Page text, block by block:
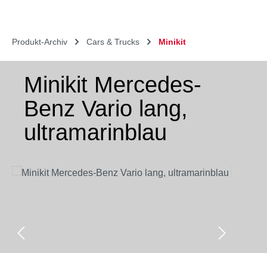
Produkt-Archiv Cars & Trucks Minikit
Minikit Mercedes-
Benz Vario lang,
ultramarinblau
Bildergalerie überspringen